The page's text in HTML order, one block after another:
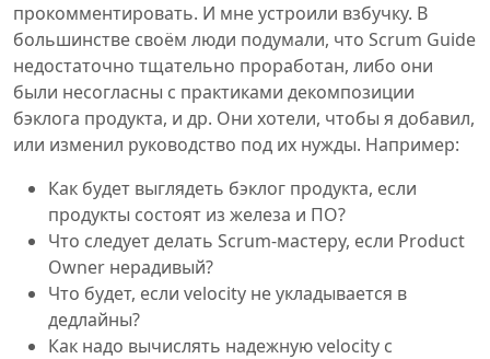
прокомментировать. И мне устроили взбучку. В
большинстве своём люди подумали, что Scrum Guide
недостаточно тщательно проработан, либо они
были несогласны с практиками декомпозиции
бэклога продукта, и др. Они хотели, чтобы я добавил,
или изменил руководство под их нужды. Например:
Как будет выглядеть бэклог продукта, если
продукты состоят из железа и ПО?
Что следует делать Scrum-мастеру, если Product
Owner нерадивый?
Что будет, если velocity не укладывается в
дедлайны?
Как надо вычислять надежную velocity с